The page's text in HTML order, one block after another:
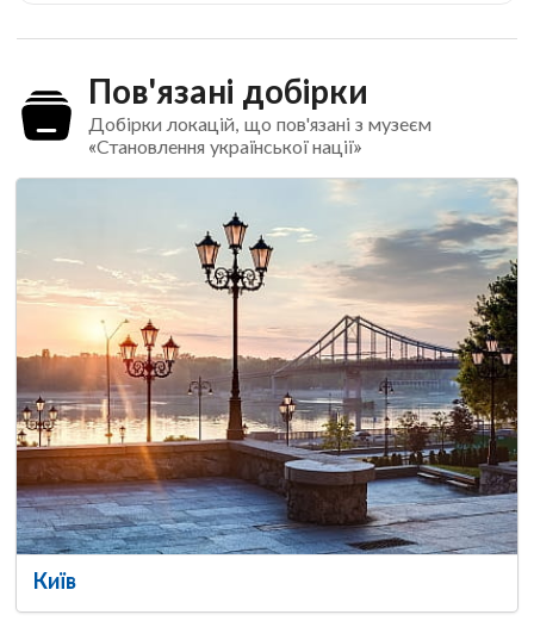
Пов'язані добірки
Добірки локацій, що пов'язані з музеєм
«Становлення української нації»
Київ